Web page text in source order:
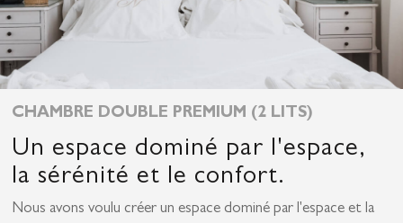
CHAMBRE DOUBLE PREMIUM (2 LITS)
Un espace dominé par l'espace,
la sérénité et le confort.
Nous avons voulu créer un espace dominé par l'espace et la